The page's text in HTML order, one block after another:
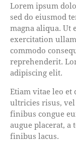
Lorem ipsum
sed do eiusmod
magna aliqua. Ut
exercitation
commodo
reprehenderit.
adipiscing elit.
Etiam vitae leo et
ultricies risus,
finibus congue
augue placerat, a
finibus lacus.